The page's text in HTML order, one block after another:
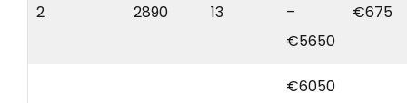
2 2890 13
–
€5650
€675
€6050